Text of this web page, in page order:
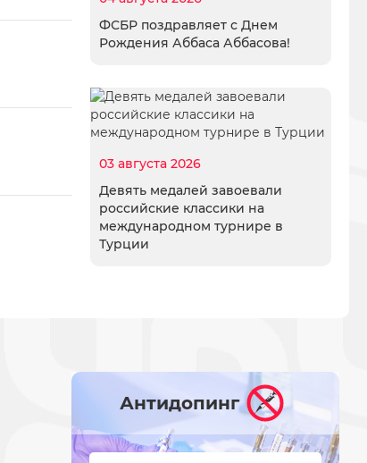
ФСБР поздравляет с Днем
Рождения Аббаса Аббасова!
03 августа 2026
Девять медалей завоевали
российские классики на
международном турнире в
Турции
Антидопинг